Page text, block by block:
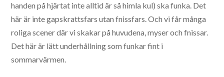
handen på hjärtat inte alltid är så himla kul) ska funka. Det
här är inte gapskrattsfars utan fnissfars. Och vi får många
roliga scener där vi skakar på huvudena, myser och fnissar.
Det här är lätt underhållning som funkar fint i
sommarvärmen.